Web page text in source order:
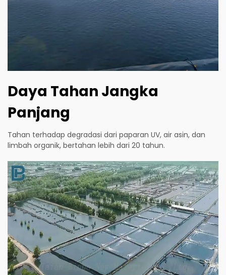
Daya Tahan Jangka
Panjang
Tahan terhadap degradasi dari paparan UV, air asin, dan
limbah organik, bertahan lebih dari 20 tahun.